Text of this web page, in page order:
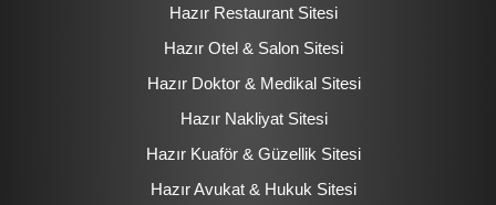
Hazır Restaurant Sitesi
Hazır Otel & Salon Sitesi
Hazır Doktor & Medikal Sitesi
Hazır Nakliyat Sitesi
Hazır Kuaför & Güzellik Sitesi
Hazır Avukat & Hukuk Sitesi